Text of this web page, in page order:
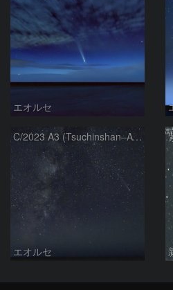
エオルセ
C/2023 A3 (Tsuchinshan–ATLAS)と天の川
エオルセ